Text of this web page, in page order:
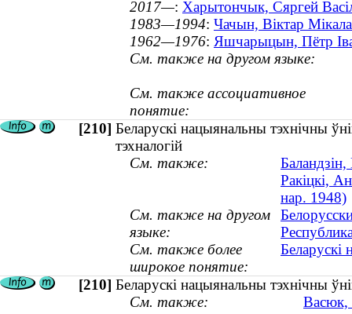
2017—: Харытончык, Сяргей
1983—1994: Чачын, Віктар
1962—1976: Яшчарыцын, Пётр
См. также на другом языке:
См. также ассоциативное
понятие:
[210] Беларускі нацыянальны тэхнічны
тэхналогій
См. также:
Ракіцкі,
нар. 1948)
См. также на другом
языке:
См. также более
широкое понятие:
Беларускі
[210] Беларускі нацыянальны тэхнічны
См. также:
Васюк,